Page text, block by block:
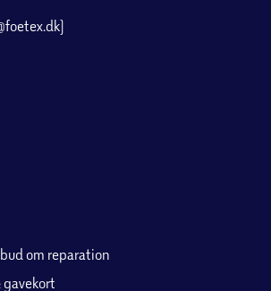
om reparation
gavekort